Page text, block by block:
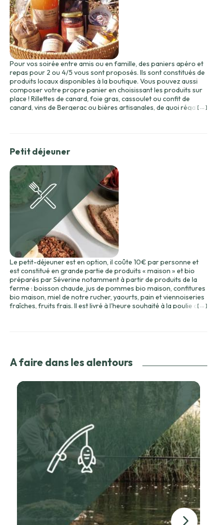
Pour vos soirée entre amis ou en famille, des paniers apéro et
repas pour 2 ou 4/5 vous sont proposés. Ils sont constitués de
produits locaux disponibles à la boutique. Vous pouvez aussi
composer votre propre panier en choisissant les produits sur
place ! Rillettes de canard, foie gras, cassoulet ou confit de
canard, vins de Bergerac ou bières artisanales, de quoi régaler
[ ... ]
Petit déjeuner
Le petit-déjeuner est en option, il coûte 10€ par personne et
est constitué en grande partie de produits « maison » et bio
préparés par Séverine notamment à partir de produits de la
ferme : boisson chaude, jus de pommes bio maison, confitures
bio maison, miel de notre rucher, yaourts, pain et viennoiseries
fraîches, fruits frais. Il est livré à l'heure souhaité à la poulie de
Pour vos apéros ou repas gourmands, nous vous préparons
des paniers constitués notamment de conserves de canard du
poulie. Nous vous envoyons la liste sur simple demande.
Le très bon restaurant gastronomique du Château Les Merles
se trouve tout près (mois d'1km en voiture). D'autres tables
sont disponibles dans les alentours (Les Marronniers à
Lanquais - terroir et belle terrasse, Le Relais à Saint Sauveur, ).
Nous réservons pour vous si vous le souhaitez.
Pour des repas plus simples, Happy'zza vous concocte de très
bonnes pizzas à emporter et notre boulanger de Saint
Capraise propose ses pains, pâtisseries et des nems à
commander.
- Pour les curieux : visite et dégustation de produits de
l'exploitation sur demande avec les hôtes
[ ... ]
A faire dans les alentours